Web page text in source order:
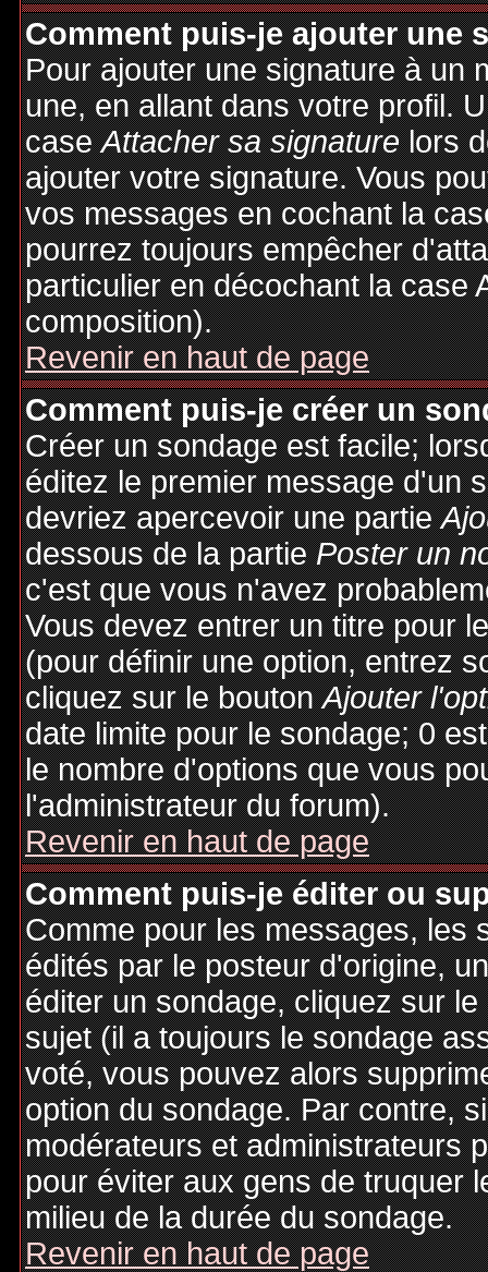
Comment puis-je ajouter une
Pour ajouter une signature à un
une, en allant dans votre profil.
caseAttacher sa signaturelors
ajouter votre signature. Vous
vos messages en cochant la
pourrez toujours empêcher
particulier en décochant la case
composition).
Revenir en haut de page
Comment puis-je créer un
Créer un sondage est facile;
éditez le premier message d'un
devriez apercevoir une partie
dessous de la partiePoster un
c'est que vous n'avez
Vous devez entrer un titre pour
(pour définir une option, entrez
cliquez sur le boutonAjouter
date limite pour le sondage; 0
le nombre d'options que vous
l'administrateur du forum).
Revenir en haut de page
Comment puis-je éditer ou
Comme pour les messages, les
édités par le posteur d'origine,
éditer un sondage, cliquez sur
sujet (il a toujours le sondage
voté, vous pouvez alors
option du sondage. Par contre,
modérateurs et administrateurs
pour éviter aux gens de truquer
milieu de la durée du sondage.
Revenir en haut de page